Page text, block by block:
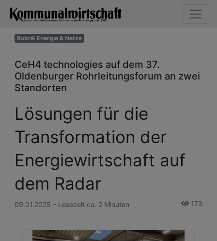
Rubrik Energie & Netze
CeH4 technologies auf dem 37.
Oldenburger Rohrleitungsforum an zwei
Standorten
Lösungen für die
Transformation der
Energiewirtschaft auf
dem Radar
09.01.2025 – Lesezeit ca. 2 Minuten 173